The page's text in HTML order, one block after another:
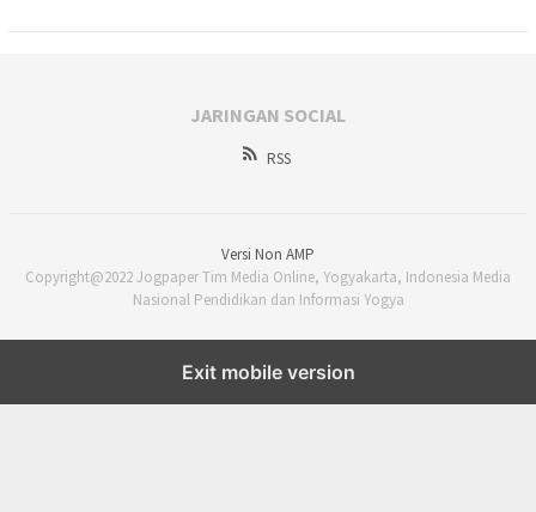
JARINGAN SOCIAL
RSS
Versi Non AMP
Copyright@2022 Jogpaper Tim Media Online, Yogyakarta, Indonesia Media
Nasional Pendidikan dan Informasi Yogya
Exit mobile version